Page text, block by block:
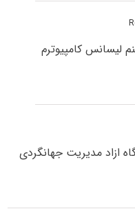
لیسانس کامپیوترم
ازاد مدیریت جهانگردی